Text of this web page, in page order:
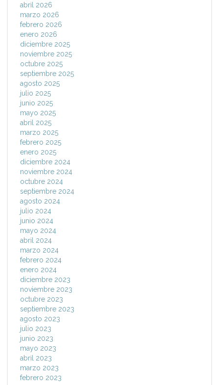
abril 2026
marzo 2026
febrero 2026
enero 2026
diciembre 2025
noviembre 2025
octubre 2025
septiembre 2025
agosto 2025
julio 2025
junio 2025
mayo 2025
abril 2025
marzo 2025
febrero 2025
enero 2025
diciembre 2024
noviembre 2024
octubre 2024
septiembre 2024
agosto 2024
julio 2024
junio 2024
mayo 2024
abril 2024
marzo 2024
febrero 2024
enero 2024
diciembre 2023
noviembre 2023
octubre 2023
septiembre 2023
agosto 2023
julio 2023
junio 2023
mayo 2023
abril 2023
marzo 2023
febrero 2023